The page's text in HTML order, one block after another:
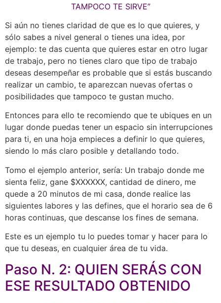
TAMPOCO TE SIRVE”
Si aún no tienes claridad de que es lo que quieres, y
sólo sabes a nivel general o tienes una idea, por
ejemplo: te das cuenta que quieres estar en otro lugar
de trabajo, pero no tienes claro que tipo de trabajo
deseas desempeñar es probable que si estás buscando
realizar un cambio, te aparezcan nuevas ofertas o
posibilidades que tampoco te gustan mucho.
Entonces para ello te recomiendo que te ubiques en un
lugar donde puedas tener un espacio sin interrupciones
para ti, en una hoja empieces a definir lo que quieres,
siendo lo más claro posible y detallando todo.
Tomo el ejemplo anterior, sería: Un trabajo donde me
sienta feliz, gane $XXXXXX, cantidad de dinero, me
quede a 20 minutos de mi casa, donde realice las
siguientes labores y las defines, que el horario sea de 6
horas continuas, que descanse los fines de semana.
Este es un ejemplo tu lo puedes tomar y hacer para lo
que tu deseas, en cualquier área de tu vida.
Paso N. 2: QUIEN SERÁS CON
ESE RESULTADO OBTENIDO